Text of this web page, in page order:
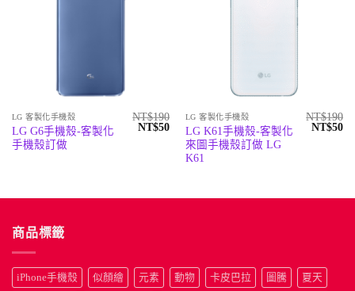
LG 客製化手機殼
LG G6手機殼-客製化
手機殼訂做
NT$190
原
NT$50目
格：
LG 客製化手機殼
LG K61手機殼-客製化
來圖手機殼訂做 LG
K61
NT$190
原
NT$50目
商品標籤
iPhone手機殼 似顏繪 元素 動物 卡皮巴拉 圖騰 夏天